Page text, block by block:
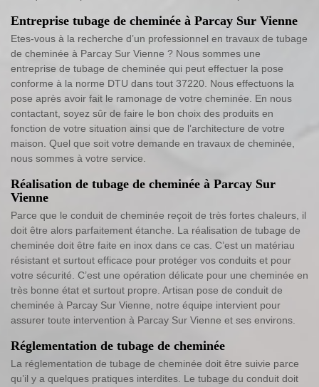
Entreprise tubage de cheminée à Parcay Sur Vienne
Etes-vous à la recherche d’un professionnel en travaux de tubage
de cheminée à Parcay Sur Vienne ? Nous sommes une
entreprise de tubage de cheminée qui peut effectuer la pose
conforme à la norme DTU dans tout 37220. Nous effectuons la
pose après avoir fait le ramonage de votre cheminée. En nous
contactant, soyez sûr de faire le bon choix des produits en
fonction de votre situation ainsi que de l’architecture de votre
maison. Quel que soit votre demande en travaux de cheminée,
nous sommes à votre service.
Réalisation de tubage de cheminée à Parcay Sur
Vienne
Parce que le conduit de cheminée reçoit de très fortes chaleurs, il
doit être alors parfaitement étanche. La réalisation de tubage de
cheminée doit être faite en inox dans ce cas. C’est un matériau
résistant et surtout efficace pour protéger vos conduits et pour
votre sécurité. C’est une opération délicate pour une cheminée en
très bonne état et surtout propre. Artisan pose de conduit de
cheminée à Parcay Sur Vienne, notre équipe intervient pour
assurer toute intervention à Parcay Sur Vienne et ses environs.
Réglementation de tubage de cheminée
La réglementation de tubage de cheminée doit être suivie parce
qu’il y a quelques pratiques interdites. Le tubage du conduit doit